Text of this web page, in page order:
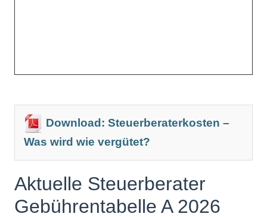
Download: Steuerberaterkosten –
Was wird wie vergütet?
Aktuelle Steuerberater
Gebührentabelle A 2026